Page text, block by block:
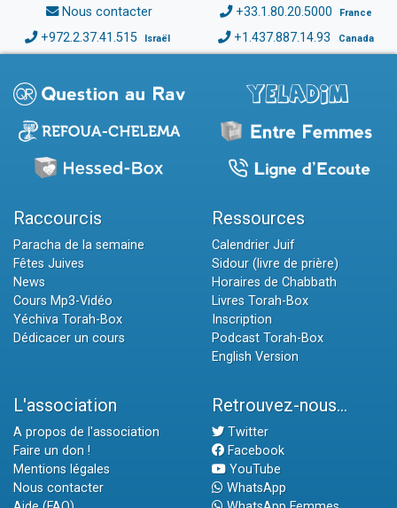
Nous contacter +33.1.80.20.5000 France
+972.2.37.41.515 Israël +1.437.887.14.93 Canada
Raccourcis
Paracha de la semaine
Fêtes Juives
News
Cours Mp3-Vidéo
Yéchiva Torah-Box
Dédicacer un cours
Ressources
Calendrier Juif
Sidour (livre de prière)
Horaires de Chabbath
Livres Torah-Box
Inscription
Podcast Torah-Box
English Version
L'association
A propos de l'association
Faire un don !
Mentions légales
Nous contacter
Retrouvez-nous...
Twitter
Facebook
YouTube
WhatsApp